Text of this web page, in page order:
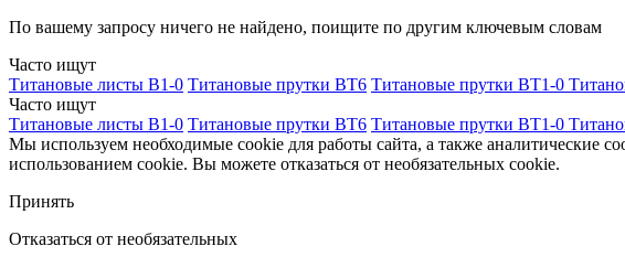
По вашему запросу ничего не найдено, поищите по другим ключевым словам
Часто ищут
Титановые листы В1-0 Титановые прутки ВТ6 Титановые прутки ВТ1-0
Часто ищут
Титановые листы В1-0 Титановые прутки ВТ6 Титановые прутки ВТ1-0
Мы используем необходимые cookie для работы сайта, а также аналитические
использованием cookie. Вы можете отказаться от необязательных cookie.
Принять
Отказаться от необязательных